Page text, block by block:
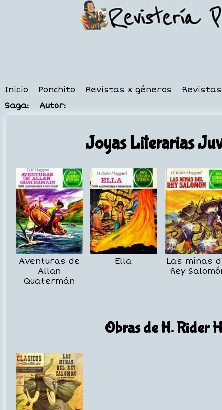
Inicio Ponchito Revistas x géneros
Saga:
Autor:
Joyas Literarias
Aventuras de
Allan
Quatermán
Ella
Las minas
Rey
Obras de H. Rider